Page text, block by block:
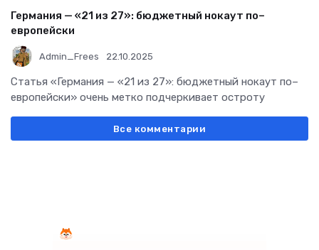
Германия — «21 из 27»: бюджетный нокаут по–
европейски
Admin_Frees 22.10.2025
Статья «Германия — «21 из 27»: бюджетный нокаут по–
европейски» очень метко подчеркивает остроту
Все комментарии